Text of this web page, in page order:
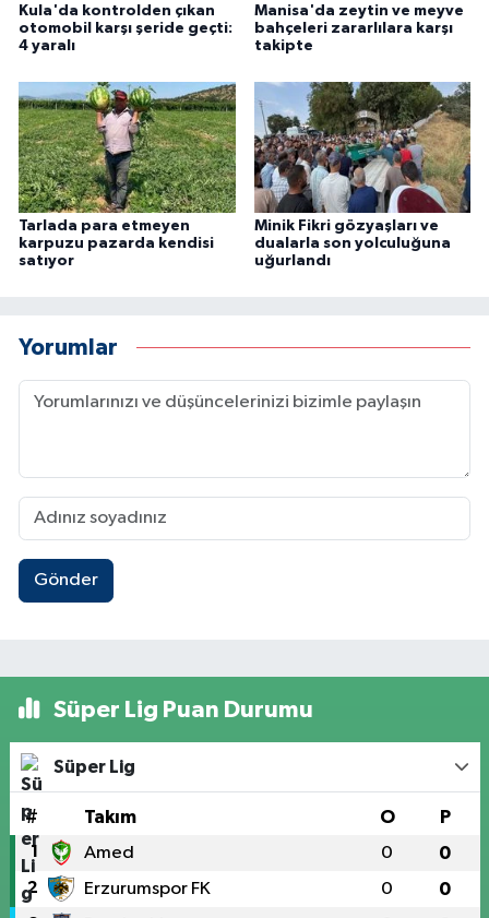
Kula'da kontrolden çıkan
otomobil karşı şeride geçti:
4 yaralı
Manisa'da zeytin ve meyve
bahçeleri zararlılara karşı
takipte
Tarlada para etmeyen
karpuzu pazarda kendisi
satıyor
Minik Fikri gözyaşları ve
dualarla son yolculuğuna
uğurlandı
Yorumlar
Gönder
Süper Lig Puan Durumu
Süper Lig
# Takım O P
1 Amed 0 0
2 Erzurumspor FK 0 0